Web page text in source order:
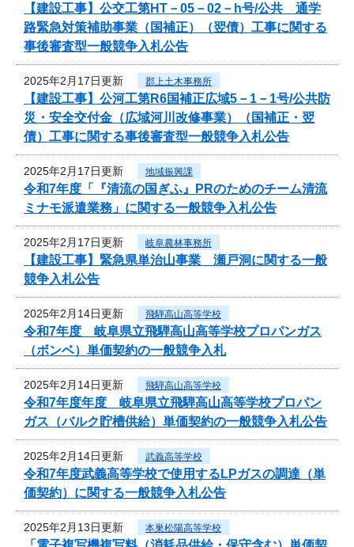
【建設工事】公交工第HT－05－02－h号/公共 通学
路緊急対策補助事業（国補正）（翌債）工事に関する
事後審査型一般競争入札公告
2025年2月17日更新 郡上土木事務所
【建設工事】公河工第R6国補正広域5－1－1号/公共防
災・安全交付金（広域河川改修事業）（国補正・翌
債）工事に関する事後審査型一般競争入札公告
2025年2月17日更新 地域振興課
令和7年度「『清流の国ぎふ』PRのためのチーム清流
ミナモ派遣業務」に関する一般競争入札公告
2025年2月17日更新 岐阜農林事務所
【建設工事】緊急県単治山事業 瀬戸洞に関する一般
競争入札公告
2025年2月14日更新 飛騨高山高等学校
令和7年度 岐阜県立飛騨高山高等学校プロパンガス
（ボンベ）単価契約の一般競争入札
2025年2月14日更新 飛騨高山高等学校
令和7年度年度 岐阜県立飛騨高山高等学校プロパン
ガス（バルク貯槽供給）単価契約の一般競争入札公告
2025年2月14日更新 武義高等学校
令和7年度武義高等学校で使用するLPガスの調達（単
価契約）に関する一般競争入札公告
2025年2月13日更新 本巣松陽高等学校